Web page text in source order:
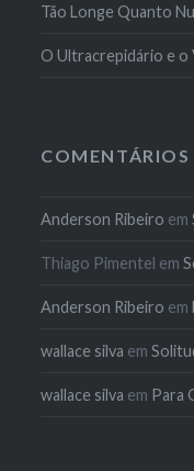
Tão Longe Quanto
O Ultracrepidário e o
COMENTÁRIOS
Anderson Ribeiro em
Thiago Pimentel em
Anderson Ribeiro em
wallace silva em
wallace silva em Para